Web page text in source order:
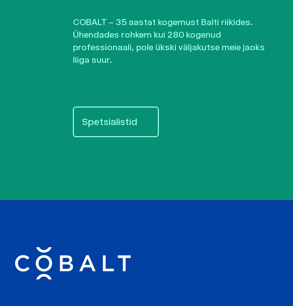
COBALT – 35 aastat kogemust Balti riikides.
Ühendades rohkem kui 280 kogenud
professionaali, pole ükski väljakutse meie jaoks
liiga suur.
Spetsialistid